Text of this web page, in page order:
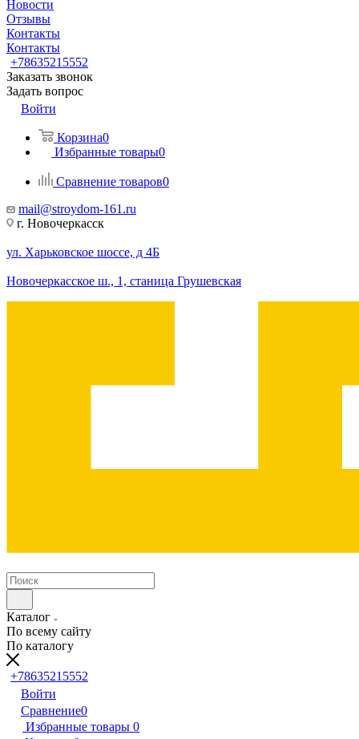
Новости
Отзывы
Контакты
Контакты
+78635215552
Заказать звонок
Задать вопрос
Войти
Корзина0
Избранные товары0
Сравнение товаров0
mail@stroydom-161.ru
г. Новочеркасск
ул. Харьковское шоссе, д 4Б
Новочеркасское ш., 1, станица Грушевская
Каталог
По всему сайту
По каталогу
+78635215552
Войти
Сравнение0
Избранные товары 0